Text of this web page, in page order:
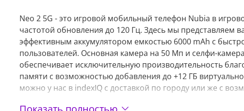
Neo 2 5G - это игровой мобильный телефон Nubia в
частотой обновления до 120 Гц. Здесь мы представляем
эффективным аккумулятором емкостью 6000 mAh с
пользователей. Основная камера на 50 Мп и селфи-
обеспечивает исключительную производительность
памяти с возможностью добавления до +12 ГБ
можно у нас в indexIQ с доставкой по городу или же с